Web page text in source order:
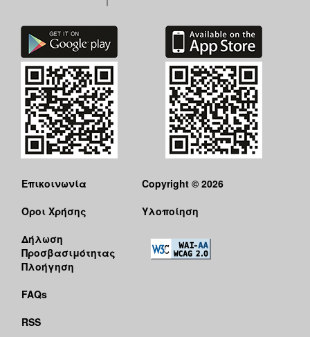
Επικοινωνία
Όροι Χρήσης
Δήλωση
Προσβασιμότητας
Πλοήγηση
FAQs
RSS
Copyright © 2026
Υλοποίηση